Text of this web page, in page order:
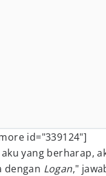
id="339124"]
aku yang berharap,
dengan Logan,"